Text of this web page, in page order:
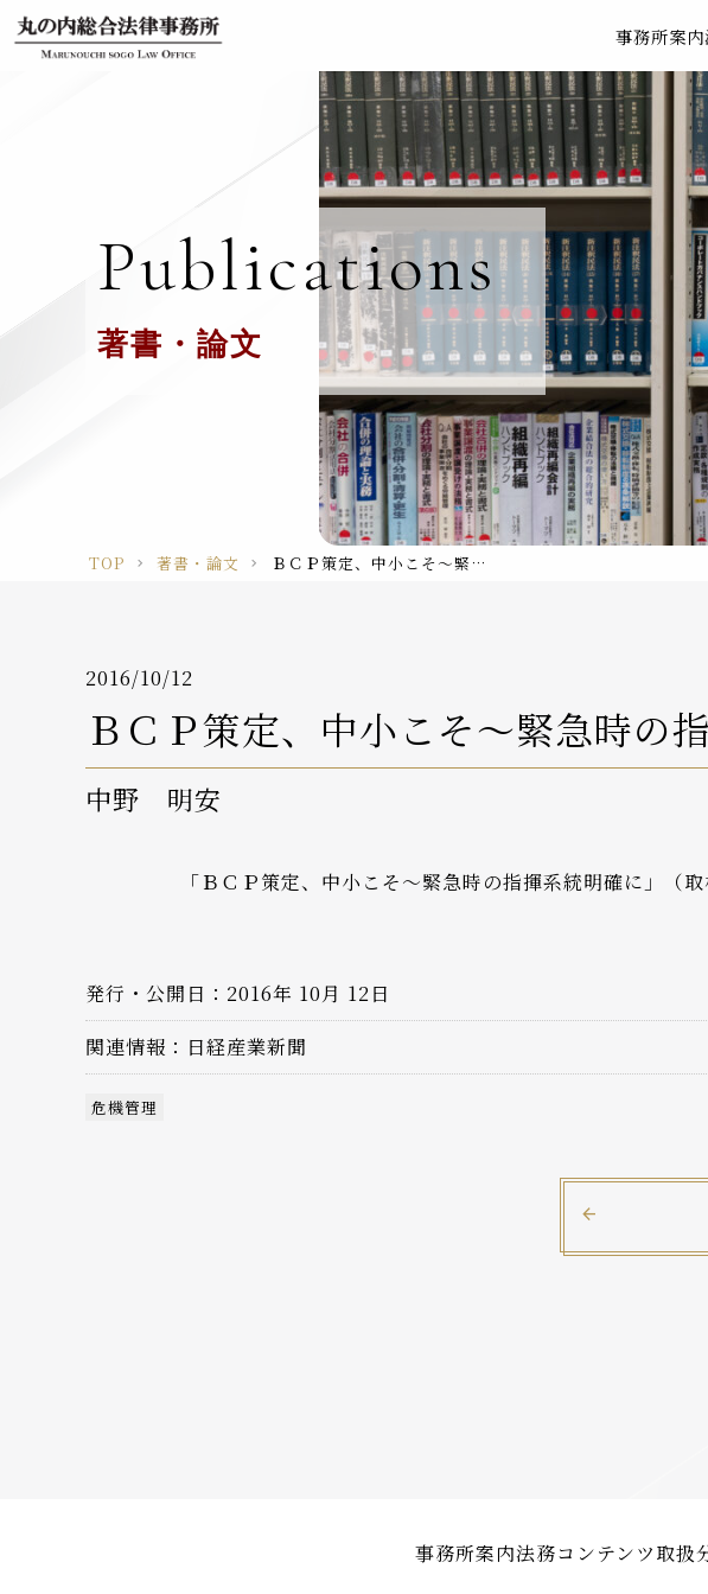
事務所案内
Publications
著書・論文
TOP 著書・論文 ＢＣＰ策定、中小こそ～緊急時の指揮系統明確に（取材記事）
2016/10/12
ＢＣＰ策定、中小こそ～緊急時の
中野 明安
「ＢＣＰ策定、中小こそ～緊急時の指揮系統明確に」
発行・公開日：2016年 10月 12日
関連情報：日経産業新聞
危機管理
事務所案内法務コンテンツ取扱